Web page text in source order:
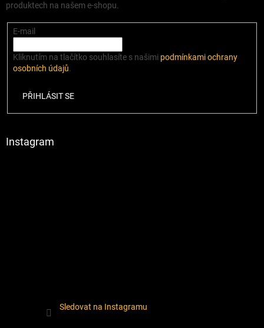
produktech na našem e-shopu.
E-mail
Kliknutím na tlačítko souhlasíte s našimi podmínkami ochrany
osobních údajů.
PŘIHLÁSIT SE
Instagram
Sledovat na Instagramu